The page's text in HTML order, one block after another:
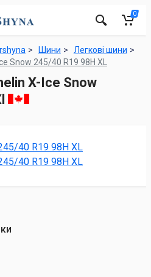
0
Шини
Легкові шини
Snow 245/40 R19 98H XL
X-Ice Snow